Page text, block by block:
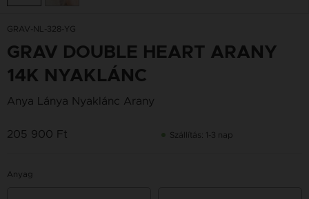
GRAV-NL-328-YG
GRAV DOUBLE HEART ARANY
14K NYAKLÁNC
Anya Lánya Nyaklánc Arany
205 900 Ft Szállítás: 1-3 nap
Anyag